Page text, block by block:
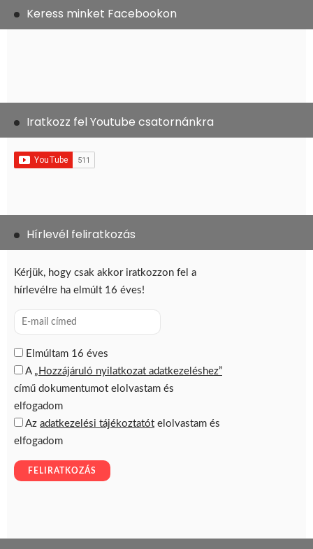
Keress minket Facebookon
Iratkozz fel Youtube csatornánkra
Hírlevél feliratkozás